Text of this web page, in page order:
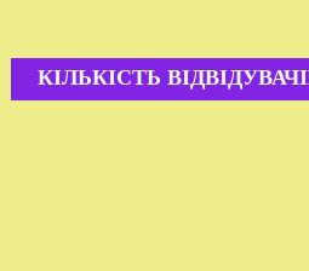
КІЛЬКІСТЬ